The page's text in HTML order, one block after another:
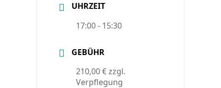
UHRZEIT
17:00 - 15:30
GEBÜHR
210,00 € zzgl.
Verpflegung